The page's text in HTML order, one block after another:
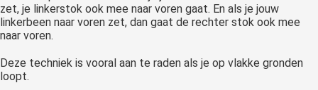
zet, je linkerstok ook mee naar voren gaat. En als je jouw
linkerbeen naar voren zet, dan gaat de rechter stok ook mee
naar voren.
Deze techniek is vooral aan te raden als je op vlakke gronden
loopt.